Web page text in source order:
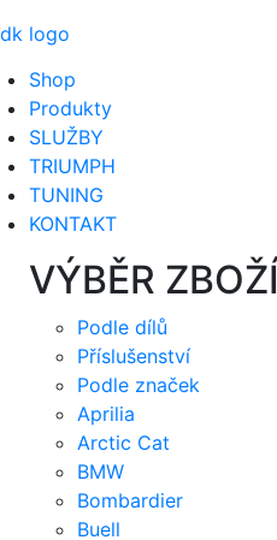
Shop
Produkty
SLUŽBY
TRIUMPH
TUNING
KONTAKT
VÝBĚR ZBOŽÍ
Podle dílů
Příslušenství
Podle značek
Aprilia
Arctic Cat
BMW
Bombardier
Buell